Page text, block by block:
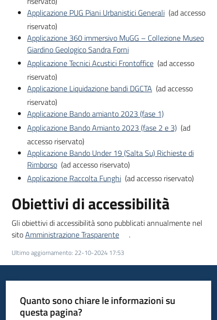
Applicazione PUG Piani Urbanistici Generali (ad accesso
riservato)
Applicazione 360 immersivo MuGG – Collezione Museo
Giardino Geologico Sandra Forni
Applicazione Tecnici Acustici Frontoffice (ad accesso
riservato)
Applicazione Liquidazione bandi DGCTA (ad accesso
riservato)
Applicazione Bando amianto 2023 (fase 1)
Applicazione Bando Amianto 2023 (fase 2 e 3) (ad
accesso riservato)
Applicazione Bando Under 19 (Salta Su) Richieste di
Rimborso (ad accesso riservato)
Applicazione Raccolta Funghi (ad accesso riservato)
Obiettivi di accessibilità
Gli obiettivi di accessibilità sono pubblicati annualmente nel
sitoAmministrazione Trasparente .
Ultimo aggiornamento: 22-10-2024 17:53
Quanto sono chiare le informazioni su
questa pagina?